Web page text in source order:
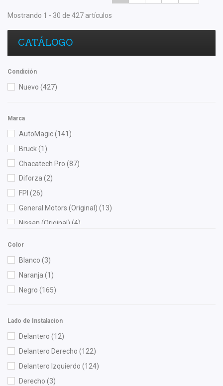
Mostrando 1 - 30 de 427 artículos
CATÁLOGO
Condición
Nuevo (427)
Marca
AutoMagic(141)
Bruck(1)
Chacatech Pro (87)
Diforza (2)
FPI (26)
General Motors (Original) (13)
Nissan (Original) (4)
Color
Blanco (3)
Naranja (1)
Negro (165)
Lado de Instalacion
Delantero (12)
Delantero Derecho (122)
Delantero Izquierdo (124)
Derecho (3)